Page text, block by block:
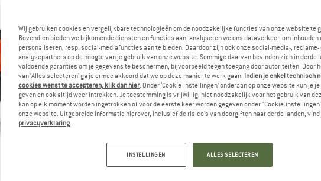
Wij gebruiken cookies en vergelijkbare technologieën om de noodzakelijke functies van onze website te
Bovendien bieden we bijkomende diensten en functies aan, analyseren we ons dataverkeer, om inhouden
personaliseren, resp. social-mediafuncties aan te bieden. Daardoor zijn ook onze social-media-, reclame-
analysepartners op de hoogte van je gebruik van onze website. Sommige daarvan bevinden zich in derde
voldoende garanties om je gegevens te beschermen, bijvoorbeeld tegen toegang door autoriteiten. Door
van ‘Alles selecteren’ ga je ermee akkoord dat we op deze manier te werk gaan. Indien je enkel technisch
cookies wenst te accepteren, klik dan hier. Onder ‘Cookie-instellingen’ onderaan op onze website kun je
geven en ook altijd weer intrekken. Je toestemming is vrijwillig, niet noodzakelijk voor het gebruik van
kan op elk moment worden ingetrokken of voor de eerste keer worden gegeven onder "Cookie-
onze website. Uitgebreide informatie hierover, inclusief de risico's van doorgiften naar derde landen, vind
privacyverklaring.
INSTELLINGEN ALLES SELECTEREN